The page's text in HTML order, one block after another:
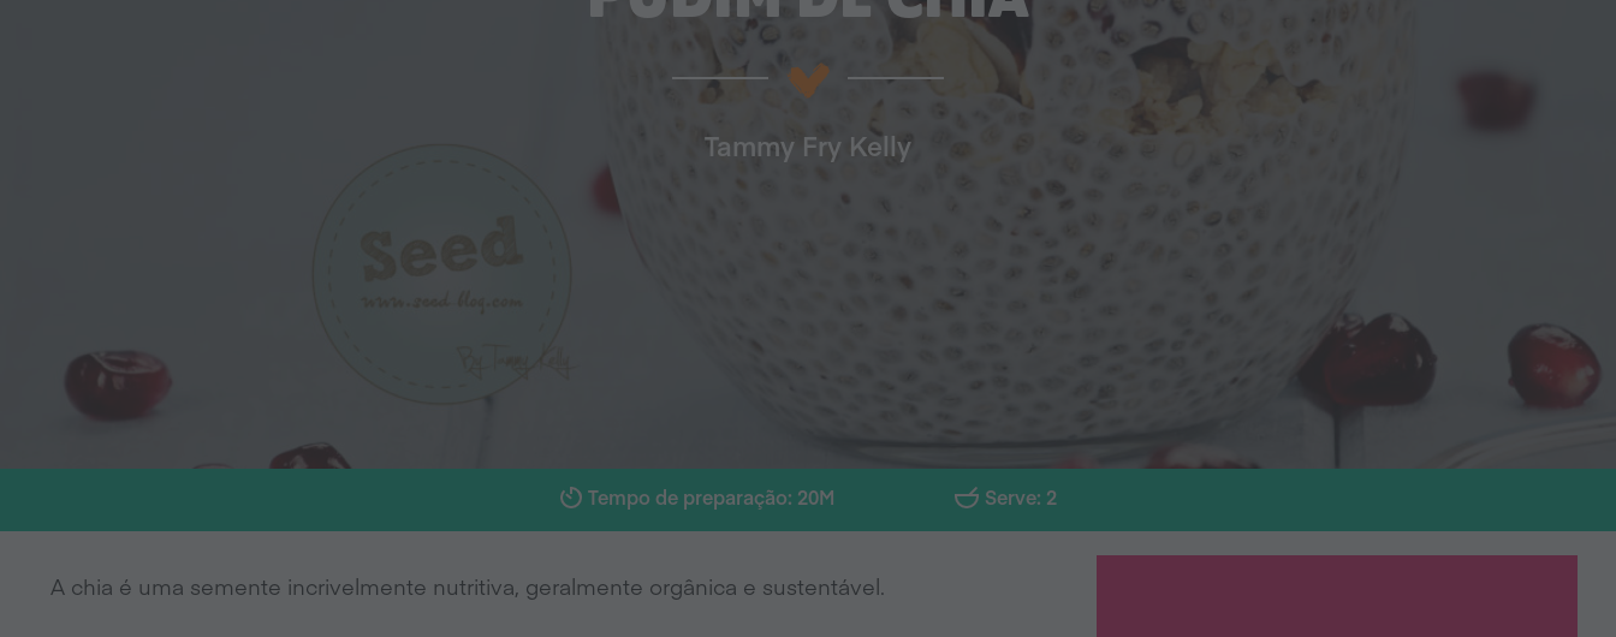
Tammy Fry Kelly
Tempo de preparação: 20M Serve: 2
A chia é uma semente incrivelmente nutritiva, geralmente orgânica e sustentável.